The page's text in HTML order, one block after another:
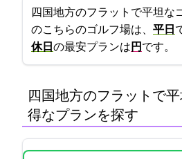
四国地方のフラットで平坦な
のこちらのゴルフ場は、 平日
休日 の最安プランは 13142円 です。
四国地方のフラットで
得なプランを探す